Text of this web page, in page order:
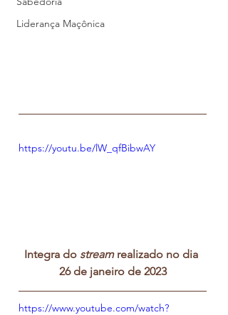
Liderança Maçônica
https://youtu.be/lW_qfBibwAY
Integra do stream realizado no dia
26 de janeiro de 2023
https://www.youtube.com/watch?